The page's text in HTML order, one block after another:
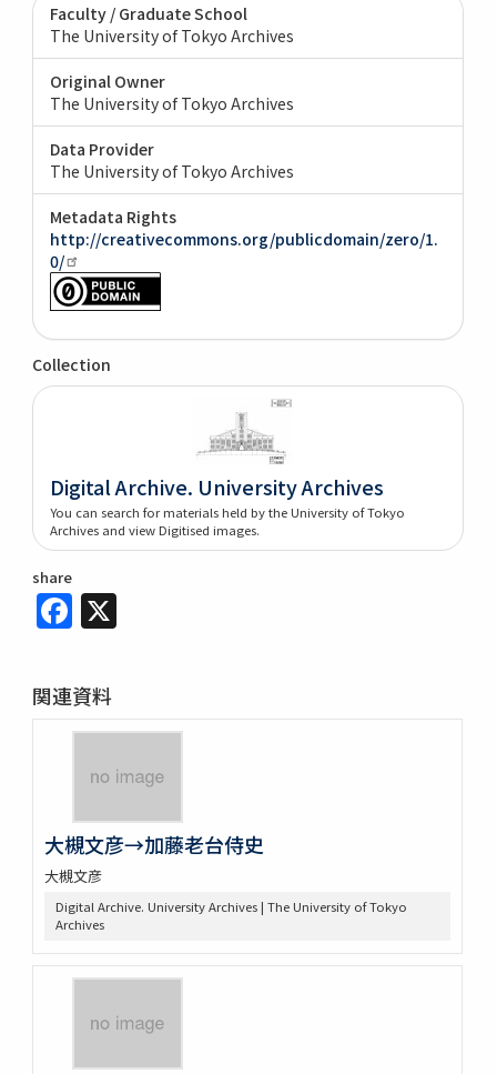
Faculty / Graduate School
The University of Tokyo Archives
Original Owner
The University of Tokyo Archives
Data Provider
The University of Tokyo Archives
Metadata Rights
http://creativecommons.org/publicdomain/zero/1.
0/
Collection
Digital Archive. University Archives
You can search for materials held by the University of Tokyo
Archives and view Digitised images.
share
Facebook
関連資料
大槻文彦→加藤老台侍史
大槻文彦
Digital Archive. University Archives | The University of Tokyo
Archives